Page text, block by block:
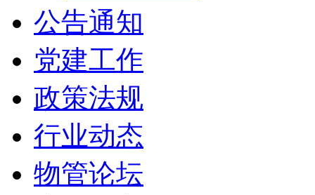
公告通知
党建工作
政策法规
行业动态
物管论坛